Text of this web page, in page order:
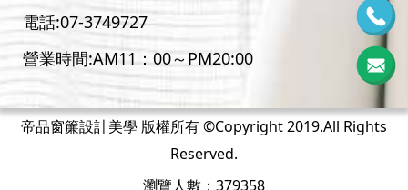
電話:07-3749727
營業時間:AM11：00～PM20:00
帝品窗簾設計美學 版權所有 ©Copyright 2019.All Rights
Reserved.
瀏覽人數：379358